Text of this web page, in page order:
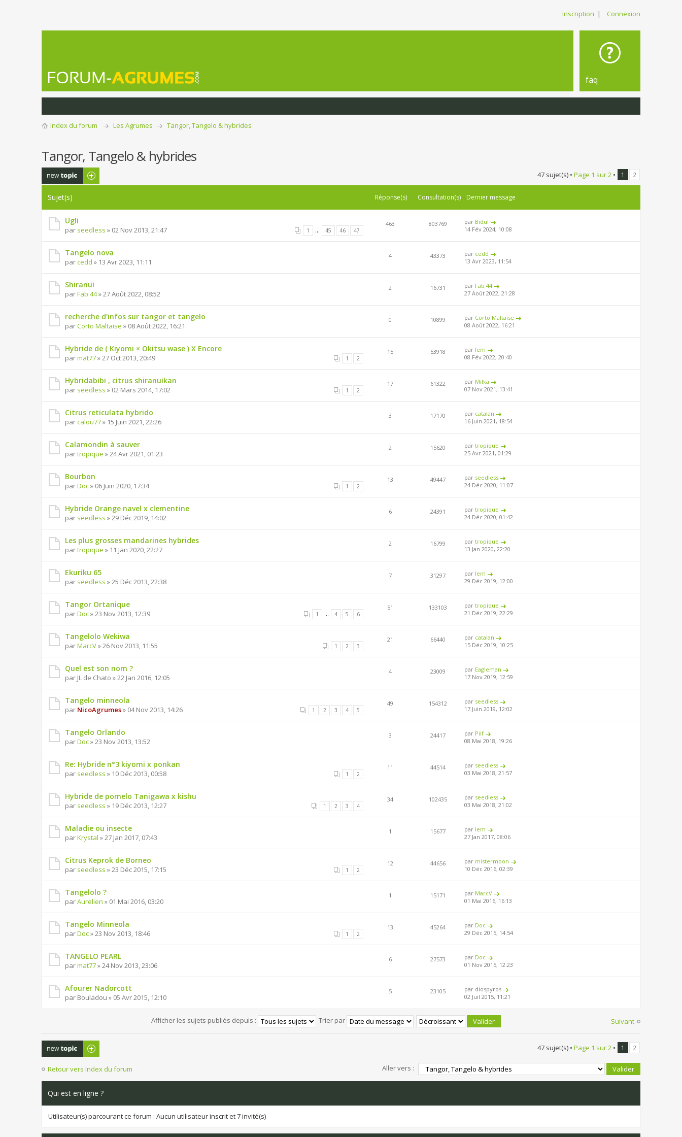
Inscription | Connexion
faq
Index du forum Les Agrumes Tangor, Tangelo & hybrides
Tangor, Tangelo & hybrides
Publier un
nouveau sujet
47 sujet(s) • Page 1 sur2 • 1 2
Sujet(s) Réponse(s) Consultation(s) Dernier message
Ugli
1 ... 45 46 47
par seedless » 02 Nov 2013, 21:47
463 803769 par Bidul
14 Fév 2024, 10:08
Tangelo nova
parcedd » 13 Avr 2023, 11:11
4 43373 par cedd
13 Avr 2023, 11:54
Shiranui
parFab 44» 27 Août 2022, 08:52
2 16731 par Fab 44
27 Août 2022, 21:28
recherche d'infos sur tangor et tangelo
parCorto Maltaise » 08 Août 2022, 16:21
0 10899 par Corto Maltaise
08 Août 2022, 16:21
Hybride de ( Kiyomi × Okitsu wase ) X Encore
1 2
parmat77» 27 Oct 2013, 20:49
15 53918 par lem
08 Fév 2022, 20:40
Hybridabibi , citrus shiranuikan
1 2
par seedless » 02 Mars 2014, 17:02
17 61322 par Milka
07 Nov 2021, 13:41
Citrus reticulata hybrido
parcalou77» 15 Juin 2021, 22:26
3 17170 par catalan
16 Juin 2021, 18:54
Calamondin à sauver
partropique » 24 Avr 2021, 01:23
2 15620 partropique
25 Avr 2021, 01:29
Bourbon
1 2
parDoc» 06 Juin 2020, 17:34
13 49447 par seedless
24 Déc 2020, 11:07
Hybride Orange navel x clementine
par seedless » 29 Déc 2019, 14:02
6 24391 partropique
24 Déc 2020, 01:42
Les plus grosses mandarines hybrides
partropique » 11 Jan 2020, 22:27
2 16799 partropique
13 Jan 2020, 22:20
Ekuriku 65
par seedless » 25 Déc 2013, 22:38
7 31297 par lem
29 Déc 2019, 12:00
Tangor Ortanique
1 ... 4 5 6
parDoc» 23 Nov 2013, 12:39
51 133103 partropique
21 Déc 2019, 22:29
Tangelolo Wekiwa
1 2 3
parMarcV» 26 Nov 2013, 11:55
21 66440 par catalan
15 Déc 2019, 10:25
Quel est son nom ?
par JL de Chato » 22 Jan 2016, 12:05
4 23009 par Eagleman
17 Nov 2019, 12:59
Tangelo minneola
1 2 3 4 5
par NicoAgrumes» 04 Nov 2013, 14:26
49 154312 par seedless
17 Juin 2019, 12:02
Tangelo Orlando
parDoc» 23 Nov 2013, 13:52
3 24417 par Piif
08 Mai 2018, 19:26
Re: Hybride n°3 kiyomi x ponkan
1 2
par seedless » 10 Déc 2013, 00:58
11 44514 par seedless
03 Mai 2018, 21:57
Hybride de pomelo Tanigawa x kishu
1 2 3 4
par seedless » 19 Déc 2013, 12:27
34 102435 par seedless
03 Mai 2018, 21:02
Maladie ou insecte
parKrystal » 27 Jan 2017, 07:43
1 15677 par lem
27 Jan 2017, 08:06
Citrus Keprok de Borneo
1 2
par seedless » 23 Déc 2015, 17:15
12 44656 par mistermoon
10 Déc 2016, 02:39
Tangelolo ?
parAurelien » 01 Mai 2016, 03:20
1 15171 par MarcV
01 Mai 2016, 16:13
Tangelo Minneola
1 2
parDoc» 23 Nov 2013, 18:46
13 45264 par Doc
29 Déc 2015, 14:54
TANGELO PEARL
parmat77» 24 Nov 2013, 23:06
6 27573 par Doc
01 Nov 2015, 12:23
Afourer Nadorcott
par Bouladou » 05 Avr 2015, 12:10
5 23105
par diospyros
02 Juil 2015, 11:21
Suivant
Afficher les sujets publiés depuis : Trier par
Publier un
nouveau sujet
47 sujet(s) • Page 1 sur2 • 1 2
Retour vers Index du forum Aller vers :
Qui est en ligne ?
Utilisateur(s) parcourant ce forum : Aucun utilisateur inscrit et 7 invité(s)